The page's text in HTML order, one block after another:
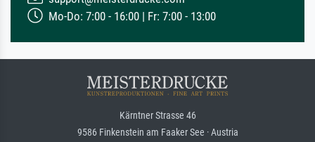
Mo-Do: 7:00 - 16:00 | Fr: 7:00 - 13:00
Kärntner Strasse 46
9586 Finkenstein am Faaker See · Austria